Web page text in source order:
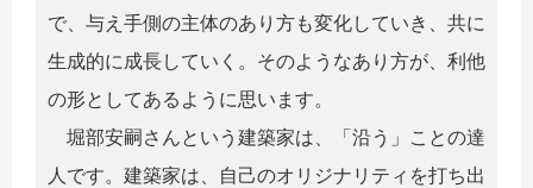
で、与え手側の主体のあり方も変化していき、共に
生成的に成長していく。そのようなあり方が、利他
の形としてあるように思います。
堀部安嗣さんという建築家は、「沿う」ことの達
人です。建築家は、自己のオリジナリティを打ち出